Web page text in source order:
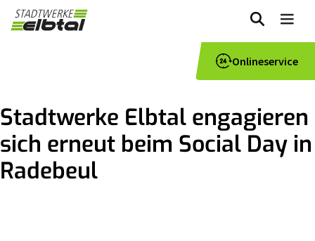
zum
Inhalt
Onlineservice
Stadtwerke Elbtal engagieren
sich erneut beim Social Day in
Radebeul